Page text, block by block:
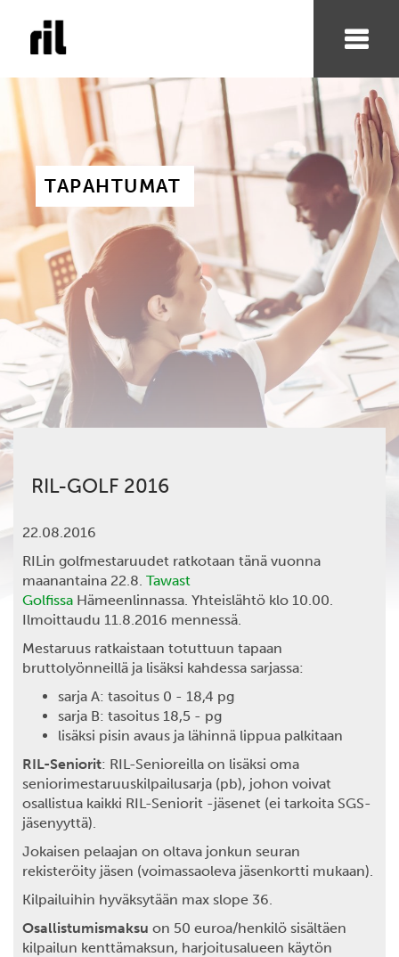
TAPAHTUMAT
RIL-GOLF 2016
22.08.2016
RILin golfmestaruudet ratkotaan tänä vuonna
maanantaina 22.8. Tawast
Golfissa Hämeenlinnassa. Yhteislähtö klo 10.00.
Ilmoittaudu 11.8.2016 mennessä.
Mestaruus ratkaistaan totuttuun tapaan
bruttolyönneillä ja lisäksi kahdessa sarjassa:
sarja A: tasoitus 0 - 18,4 pg
sarja B: tasoitus 18,5 - pg
lisäksi pisin avaus ja lähinnä lippua palkitaan
RIL-Seniorit: RIL-Senioreilla on lisäksi oma
seniorimestaruuskilpailusarja (pb), johon voivat
osallistua kaikki RIL-Seniorit -jäsenet (ei tarkoita SGS-
jäsenyyttä).
Jokaisen pelaajan on oltava jonkun seuran
rekisteröity jäsen (voimassaoleva jäsenkortti mukaan).
Kilpailuihin hyväksytään max slope 36.
Osallistumismaksu on 50 euroa/henkilö sisältäen
kilpailun kenttämaksun, harjoitusalueen käytön